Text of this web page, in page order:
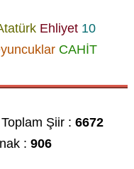
Ehliyet 10
CAHİT
Şiir :6672
:906